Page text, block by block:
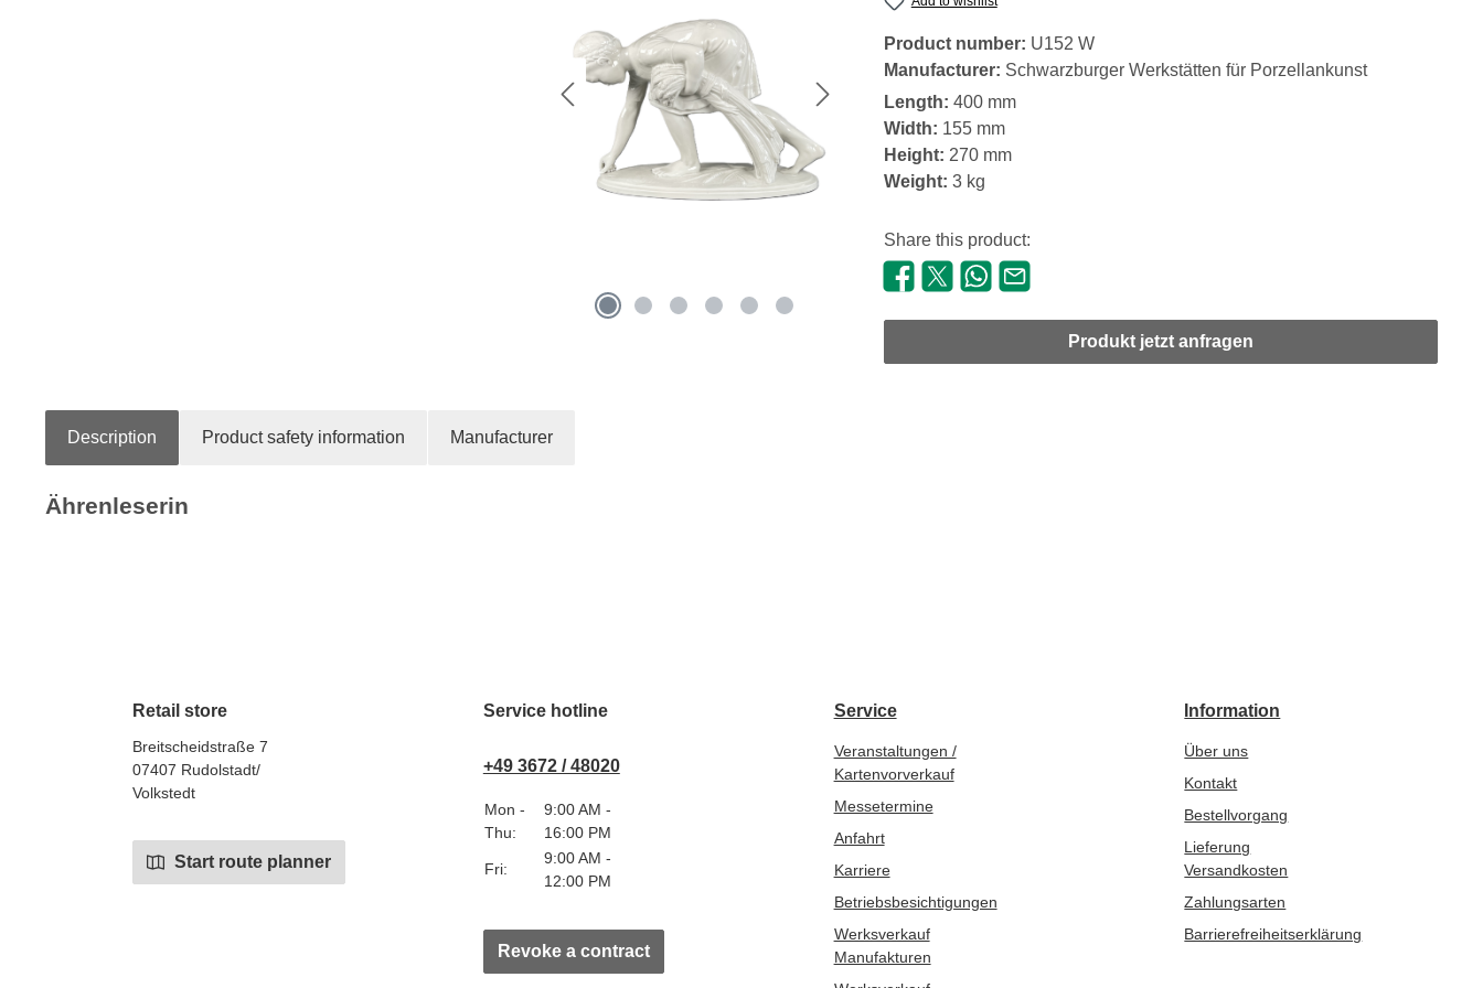
Product number: U152 W
Manufacturer: Schwarzburger Werkstätten für Porzellankunst
Length: 400 mm
Width: 155 mm
Height: 270 mm
Weight: 3 kg
Share this product:
Produkt jetzt anfragen
Description Product safety information Manufacturer
Ährenleserin
Retail store
Breitscheidstraße 7
07407 Rudolstadt/
Volkstedt
Start route planner
Service hotline
+49 3672 / 48020
Mon -
Thu:
9:00 AM -
16:00 PM
Fri:
9:00 AM -
12:00 PM
Revoke a contract
Service
Veranstaltungen /
Kartenvorverkauf
Messetermine
Anfahrt
Karriere
Betriebsbesichtigungen
Werksverkauf
Manufakturen
Information
Über uns
Kontakt
Bestellvorgang
Lieferung
Versandkosten
Zahlungsarten
Barrierefreiheitserklärung